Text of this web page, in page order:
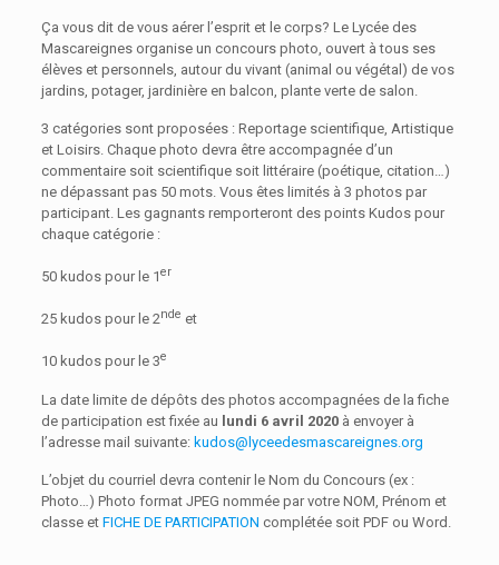
Ça vous dit de vous aérer l’esprit et le corps? Le Lycée des
Mascareignes organise un concours photo, ouvert à tous ses
élèves et personnels, autour du vivant (animal ou végétal) de vos
jardins, potager, jardinière en balcon, plante verte de salon.
3 catégories sont proposées : Reportage scientifique, Artistique
et Loisirs. Chaque photo devra être accompagnée d’un
commentaire soit scientifique soit littéraire (poétique, citation…)
ne dépassant pas 50 mots. Vous êtes limités à 3 photos par
participant. Les gagnants remporteront des points Kudos pour
chaque catégorie :
50 kudos pour le 1er
25 kudos pour le 2nde et
10 kudos pour le 3e
La date limite de dépôts des photos accompagnées de la fiche
de participation est fixée au lundi 6 avril 2020à envoyer à
l’adresse mail suivante: kudos@lyceedesmascareignes.org
L’objet du courriel devra contenir le Nom du Concours (ex :
Photo…) Photo format JPEG nommée par votre NOM, Prénom et
classe et FICHE DE PARTICIPATION complétée soit PDF ou Word.